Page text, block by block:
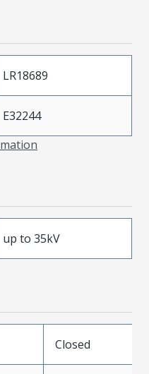
LR18689
E32244
up to 35kV
Closed